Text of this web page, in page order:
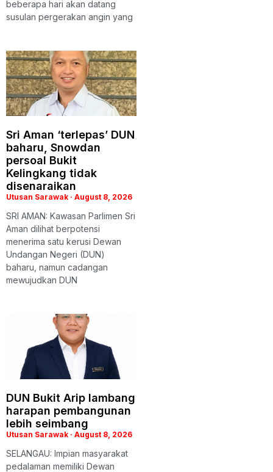
beberapa hari akan datang
susulan pergerakan angin yang
Sri Aman ‘terlepas’ DUN
baharu, Snowdan
persoal Bukit
Kelingkang tidak
disenaraikan
Utusan Sarawak August 8, 2026
SRI AMAN: Kawasan Parlimen Sri
Aman dilihat berpotensi
menerima satu kerusi Dewan
Undangan Negeri (DUN)
baharu, namun cadangan
mewujudkan DUN
DUN Bukit Arip lambang
harapan pembangunan
lebih seimbang
Utusan Sarawak August 8, 2026
SELANGAU: Impian masyarakat
pedalaman memiliki Dewan